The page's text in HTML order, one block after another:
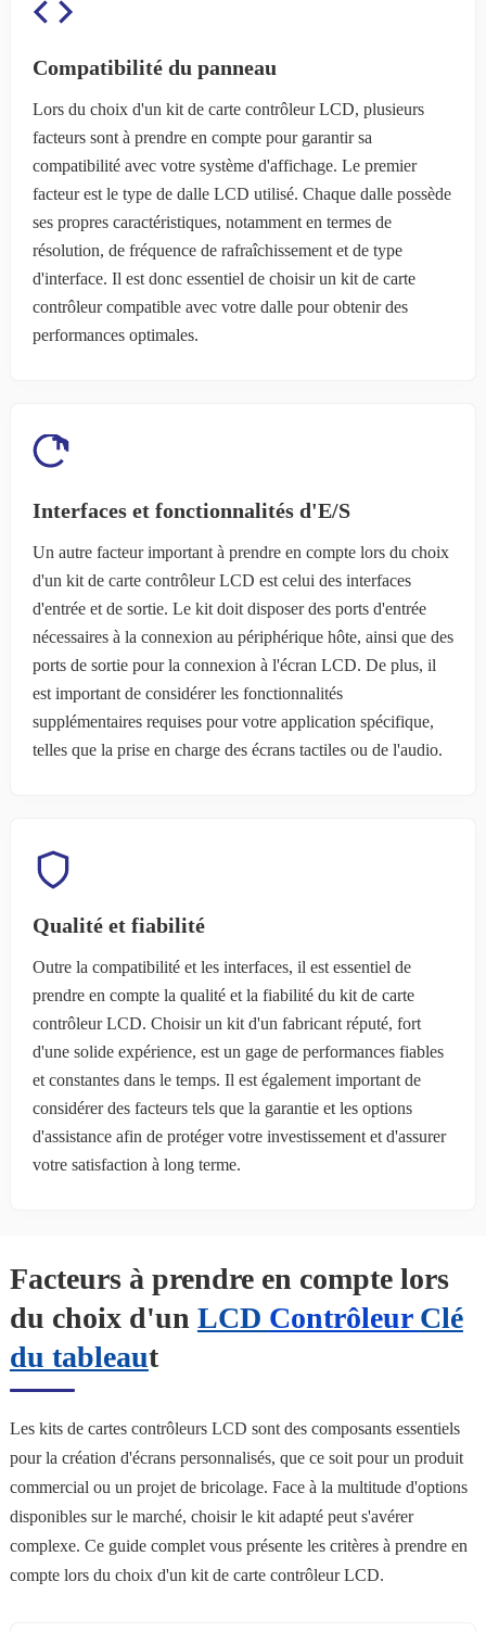
Compatibilité du panneau
Lors du choix d'un kit de carte contrôleur LCD, plusieurs
facteurs sont à prendre en compte pour garantir sa
compatibilité avec votre système d'affichage. Le premier
facteur est le type de dalle LCD utilisé. Chaque dalle possède
ses propres caractéristiques, notamment en termes de
résolution, de fréquence de rafraîchissement et de type
d'interface. Il est donc essentiel de choisir un kit de carte
contrôleur compatible avec votre dalle pour obtenir des
performances optimales.
Interfaces et fonctionnalités d'E/S
Un autre facteur important à prendre en compte lors du choix
d'un kit de carte contrôleur LCD est celui des interfaces
d'entrée et de sortie. Le kit doit disposer des ports d'entrée
nécessaires à la connexion au périphérique hôte, ainsi que des
ports de sortie pour la connexion à l'écran LCD. De plus, il
est important de considérer les fonctionnalités
supplémentaires requises pour votre application spécifique,
telles que la prise en charge des écrans tactiles ou de l'audio.
Qualité et fiabilité
Outre la compatibilité et les interfaces, il est essentiel de
prendre en compte la qualité et la fiabilité du kit de carte
contrôleur LCD. Choisir un kit d'un fabricant réputé, fort
d'une solide expérience, est un gage de performances fiables
et constantes dans le temps. Il est également important de
considérer des facteurs tels que la garantie et les options
d'assistance afin de protéger votre investissement et d'assurer
votre satisfaction à long terme.
Facteurs à prendre en compte lors
du choix d'un LCD Contrôleur Clé
du tableaut
Les kits de cartes contrôleurs LCD sont des composants essentiels
pour la création d'écrans personnalisés, que ce soit pour un produit
commercial ou un projet de bricolage. Face à la multitude d'options
disponibles sur le marché, choisir le kit adapté peut s'avérer
complexe. Ce guide complet vous présente les critères à prendre en
compte lors du choix d'un kit de carte contrôleur LCD.